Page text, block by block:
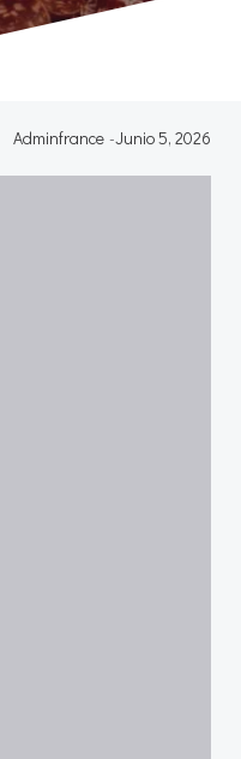
Adminfrance -Junio 5, 2026